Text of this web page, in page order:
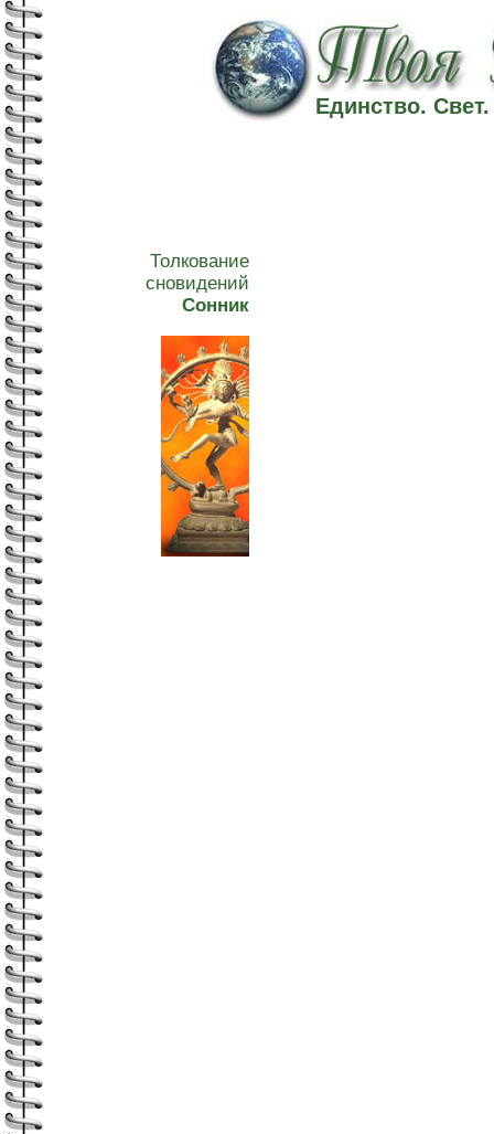
Единство.
Толкование
сновидений
Сонник